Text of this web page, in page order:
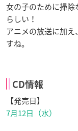
女の子のために掃
らしい！
アニメの放送に加
すね。
CD情報
【発売日】
7月12日（水）